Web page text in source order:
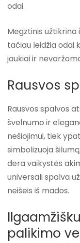
odai.
Megztinis
tačiau leidžia odai
jaukiai ir
Rausvos
Rausvos spalvos
švelnumo ir
nešiojimui, tiek
simbolizuoja
dera vaikystės
universali spalva
neišeis iš mados.
palikimo